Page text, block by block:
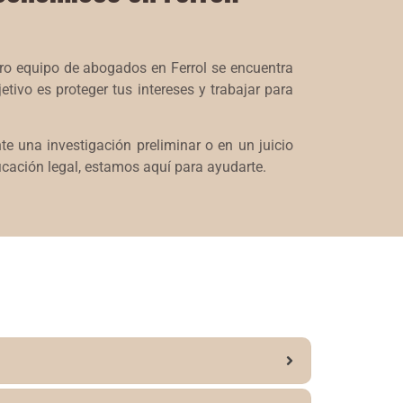
equipo de abogados en Ferrol se encuentra
es proteger tus intereses y trabajar para
una investigación preliminar o en un juicio
legal, estamos aquí para ayudarte.